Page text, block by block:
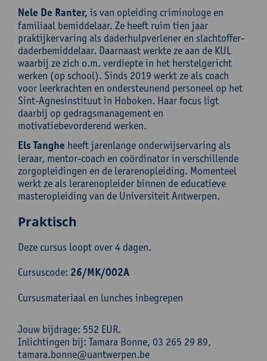
Nele De Ranter, is van opleiding criminologe en
familiaal bemiddelaar. Ze heeft ruim tien jaar
praktijkervaring als daderhulpverlener en slachtoffer-
daderbemiddelaar. Daarnaast werkte ze aan de KUL
waarbij ze zich o.m. verdiepte in het herstelgericht
werken (op school). Sinds 2019 werkt ze als coach
voor leerkrachten en ondersteunend personeel op het
Sint-Agnesinstituut in Hoboken. Haar focus ligt
daarbij op gedragsmanagement en
motivatiebevorderend werken.
Els Tanghe heeft jarenlange onderwijservaring als
leraar, mentor-coach en coördinator in verschillende
zorgopleidingen en de lerarenopleiding. Momenteel
werkt ze als lerarenopleider binnen de educatieve
masteropleiding van de Universiteit Antwerpen.
Praktisch
Deze cursus loopt over 4 dagen.
Cursuscode: 26/MK/002A
Cursusmateriaal en lunches inbegrepen
Jouw bijdrage: 552 EUR.
Inlichtingen bij: Tamara Bonne, 03 265 29 89,
tamara.bonne@uantwerpen.be